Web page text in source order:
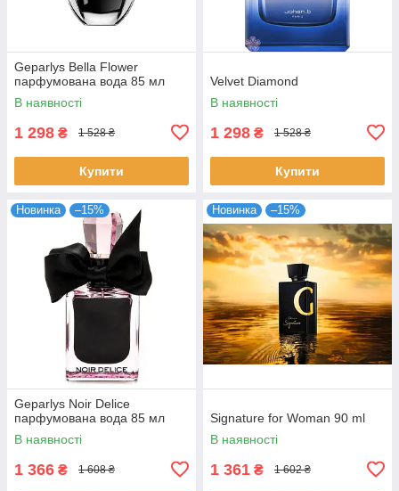
Geparlys Bella Flower
парфумована вода 85 мл
В наявності
1 298 ₴ 1 528 ₴
Купити
Velvet Diamond
В наявності
1 298 ₴ 1 528 ₴
Купити
Новинка –15%
Geparlys Noir Delice
парфумована вода 85 мл
В наявності
1 366 ₴ 1 608 ₴
Новинка –15%
Signature for Woman 90 ml
В наявності
1 361 ₴ 1 602 ₴